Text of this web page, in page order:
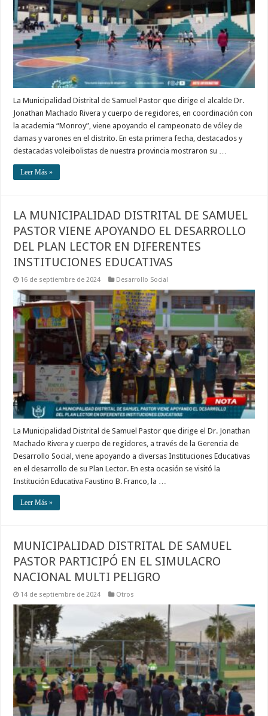
La Municipalidad Distrital de Samuel Pastor que dirige el alcalde Dr.
Jonathan Machado Rivera y cuerpo de regidores, en coordinación con
la academia “Monroy”, viene apoyando el campeonato de vóley de
damas y varones en el distrito. En esta primera fecha, destacados y
destacadas voleibolistas de nuestra provincia mostraron su …
Leer Más »
LA MUNICIPALIDAD DISTRITAL DE SAMUEL
PASTOR VIENE APOYANDO EL DESARROLLO
DEL PLAN LECTOR EN DIFERENTES
INSTITUCIONES EDUCATIVAS
16 de septiembre de 2024 Desarrollo Social
La Municipalidad Distrital de Samuel Pastor que dirige el Dr. Jonathan
Machado Rivera y cuerpo de regidores, a través de la Gerencia de
Desarrollo Social, viene apoyando a diversas Instituciones Educativas
en el desarrollo de su Plan Lector. En esta ocasión se visitó la
Institución Educativa Faustino B. Franco, la …
Leer Más »
MUNICIPALIDAD DISTRITAL DE SAMUEL
PASTOR PARTICIPÓ EN EL SIMULACRO
NACIONAL MULTI PELIGRO
14 de septiembre de 2024 Otros